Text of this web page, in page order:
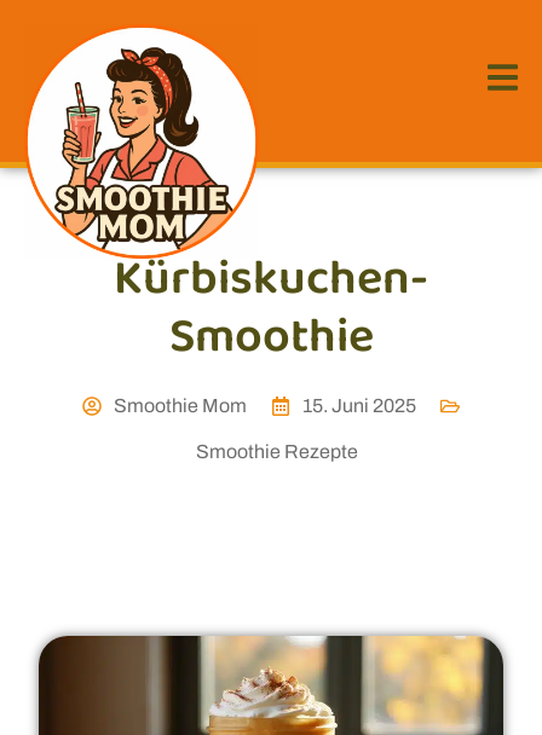
Kürbiskuchen-
Smoothie
Smoothie Mom 15. Juni 2025
Smoothie Rezepte